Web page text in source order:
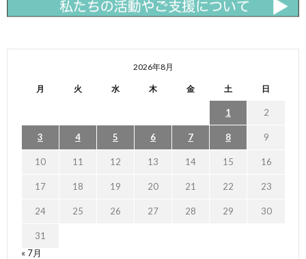
2026年8月
月 火 水 木 金 土 日
1 2
3 4 5 6 7 8 9
10 11 12 13 14 15 16
17 18 19 20 21 22 23
24 25 26 27 28 29 30
31
« 7月